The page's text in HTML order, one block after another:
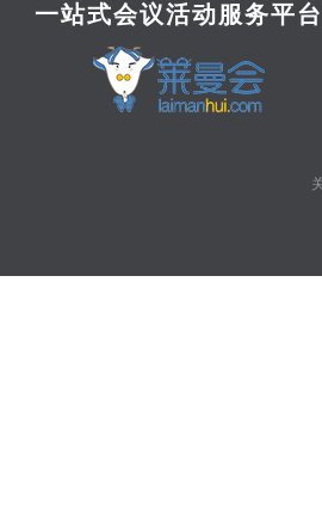
一站式会议活动服务平台